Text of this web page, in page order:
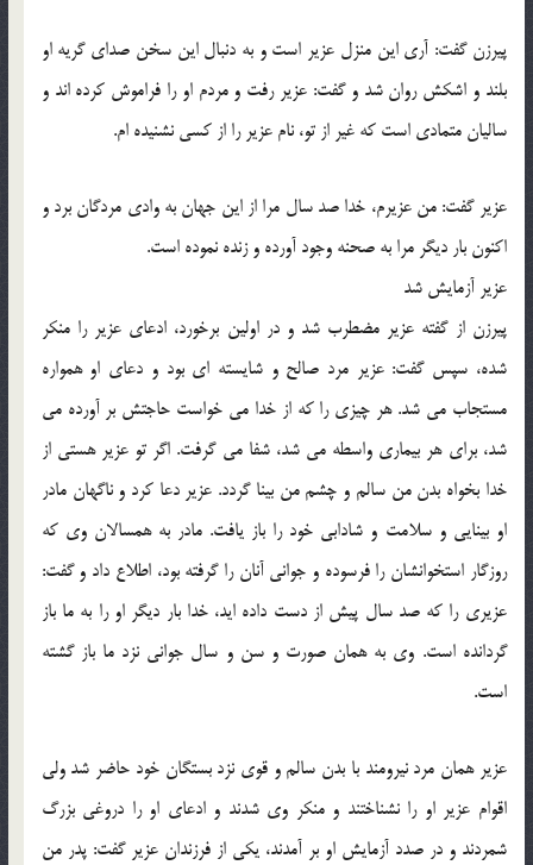
پیرزن گفت: آری این منزل عزیر است و به دنبال این سخن صدای گریه او
بلند و اشكش روان شد و گفت: عزیر رفت و مردم او را فراموش كرده اند و
سالیان متمادی است كه غیر از تو، نام عزیر را از كسی نشنیده ام.
عزیر گفت: من عزیرم، خدا صد سال مرا از این جهان به وادی مردگان برد و
اكنون بار دیگر مرا به صحنه وجود آورده و زنده نموده است.
عزیر آزمایش شد
پیرزن از گفته عزیر مضطرب شد و در اولین برخورد، ادعای عزیر را منكر
شده، سپس گفت: عزیر مرد صالح و شایسته ای بود و دعای او همواره
مستجاب می شد. هر چیزی را كه از خدا می خواست حاجتش بر آورده می
شد، برای هر بیماری واسطه می شد، شفا می گرفت. اگر تو عزیر هستی از
خدا بخواه بدن من سالم و چشم من بینا گردد. عزیر دعا كرد و ناگهان مادر
او بینایی و سلامت و شادابی خود را باز یافت. مادر به همسالان وی كه
روزگار استخوانشان را فرسوده و جوانی آنان را گرفته بود، اطلاع داد و گفت:
عزیری را كه صد سال پیش از دست داده اید، خدا بار دیگر او را به ما باز
گردانده است. وی به همان صورت و سن و سال جوانی نزد ما باز گشته
است.
عزیر همان مرد نیرومند با بدن سالم و قوی نزد بستگان خود حاضر شد ولی
اقوام عزیر او را نشناختند و منكر وی شدند و ادعای او را دروغی بزرگ
شمردند و در صدد آزمایش او بر آمدند، یكی از فرزندان عزیر گفت: پدر من